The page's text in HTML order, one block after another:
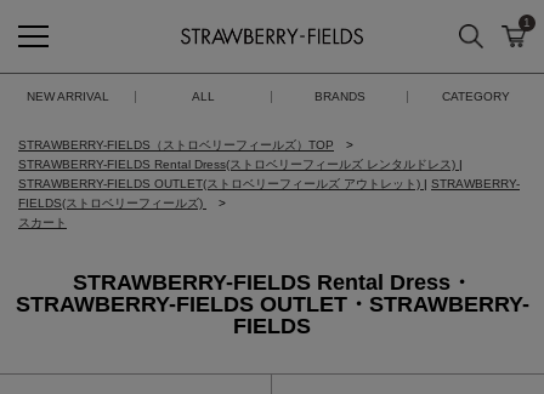
STRAWBERRY-FIELDS
検索 カ
1
NEW ARRIVAL ALL BRANDS CATEGORY
STRAWBERRY-FIELDS（ストロベリーフィールズ）TOP
STRAWBERRY-FIELDS Rental Dress(ストロベリーフィールズ レンタルドレス) |
STRAWBERRY-FIELDS OUTLET(ストロベリーフィールズ アウトレット) | STRAWBERRY-
FIELDS(ストロベリーフィールズ)
スカート
STRAWBERRY-FIELDS Rental Dress・
STRAWBERRY-FIELDS OUTLET・STRAWBERRY-
FIELDS